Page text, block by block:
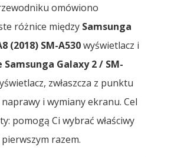
omówiono
różnice między Samsunga
(2018) SM-A530wyświetlacz i
Samsunga Galaxy 2 / SM-
zwłaszcza z punktu
i wymiany ekranu. Cel
pomogą Ci wybrać właściwy
razem.